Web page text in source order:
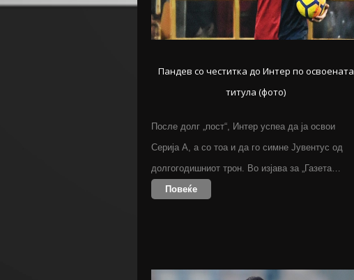
Пандев со честитка до Интер по освоената
титула (фото)
После долг „пост“, Интер успеа да ја освои
Серија А, а со тоа и да го симне Јувентус од
долгогодишниот трон. Во изјава за „Газета…
Повеќе